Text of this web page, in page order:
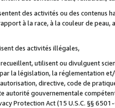
des activités ou des contenus
à la race, à la couleur de
des activités illégales,
utilisent ou divulguent
la législation, la réglementation
directive, code de
autorité gouvernementale
Protection Act (15 U.S.C. §§